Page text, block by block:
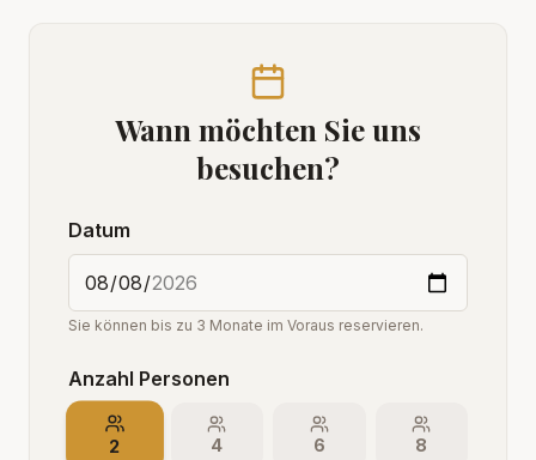
Wann möchten Sie uns
besuchen?
Datum
Sie können bis zu 3 Monate im Voraus reservieren.
Anzahl Personen
2 4 6 8